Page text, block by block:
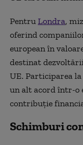
PentruLondra,
oferind
european în
destinat
UE. Participarea
un alt acord într-o
contribuţie
Schimburi